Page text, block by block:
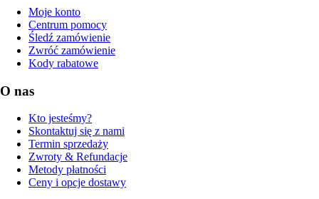
Moje konto
Centrum pomocy
Śledź zamówienie
Zwróć zamówienie
Kody rabatowe
O nas
Kto jesteśmy?
Skontaktuj się z nami
Termin sprzedaży
Zwroty & Refundacje
Metody płatności
Ceny i opcje dostawy